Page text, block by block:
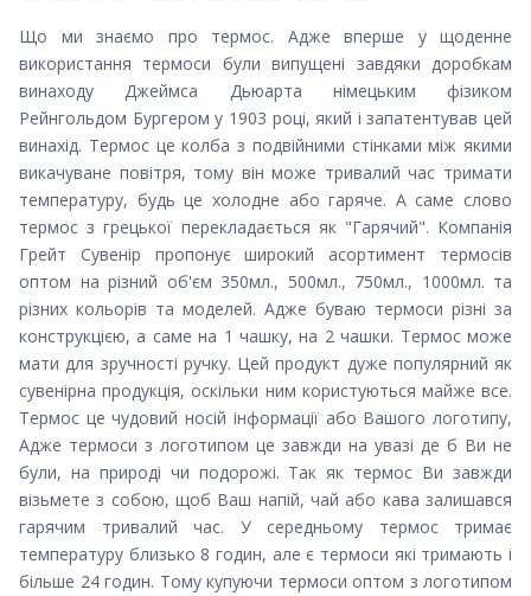
Що ми знаємо про термос. Адже вперше у щоденне
використання термоси були випущені завдяки доробкам
винаходу Джеймса Дьюарта німецьким фізиком
Рейнгольдом Бургером у 1903 році, який і запатентував цей
винахід. Термос це колба з подвійними стінками між якими
викачуване повітря, тому він може тривалий час тримати
температуру, будь це холодне або гаряче. А саме слово
термос з грецької перекладається як "Гарячий". Компанія
Грейт Сувенір пропонує широкий асортимент термосів
оптом на різний об'єм 350мл., 500мл., 750мл., 1000мл. та
різних кольорів та моделей. Адже буваю термоси різні за
конструкцією, а саме на 1 чашку, на 2 чашки. Термос може
мати для зручності ручку. Цей продукт дуже популярний як
сувенірна продукція, оскільки ним користуються майже все.
Термос це чудовий носій інформації або Вашого логотипу,
Адже термоси з логотипом це завжди на увазі де б Ви не
були, на природі чи подорожі. Так як термос Ви завжди
візьмете з собою, щоб Ваш напій, чай або кава залишався
гарячим тривалий час. У середньому термос тримає
температуру близько 8 годин, але є термоси які тримають і
більше 24 годин. Тому купуючи термоси оптом з логотипом